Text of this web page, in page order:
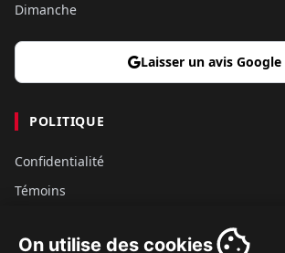
On utilise des cookies
Dimanche
Laisser un avis Google
POLITIQUE
Confidentialité
Témoins
Conditions